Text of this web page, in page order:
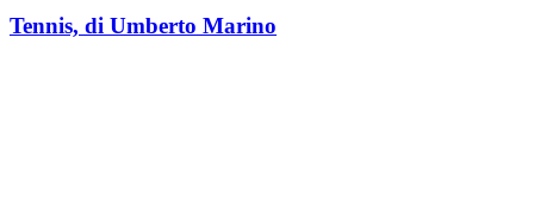
Tennis, di Umberto Marino